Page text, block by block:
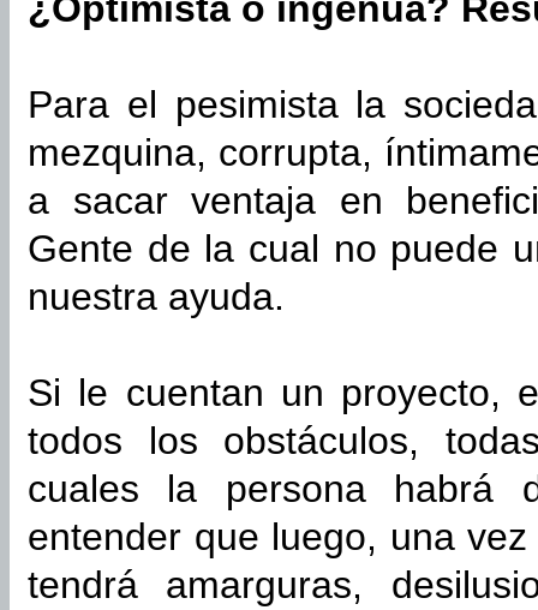
Para el pesimista la
mezquina, corrupta,
a sacar ventaja en
Gente de la cual no puede
nuestra ayuda.
Si le cuentan un proyecto,
todos los obstáculos,
cuales la persona
entender que luego, una
tendrá amarguras,